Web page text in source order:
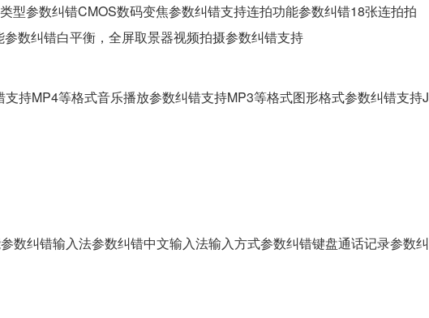
型参数纠错CMOS数码变焦参数纠错支持连拍功能参数纠错18张连拍拍
数纠错白平衡，全屏取景器视频拍摄参数纠错支持
持MP4等格式音乐播放参数纠错支持MP3等格式图形格式参数纠错支持J
数纠错输入法参数纠错中文输入法输入方式参数纠错键盘通话记录参数纠